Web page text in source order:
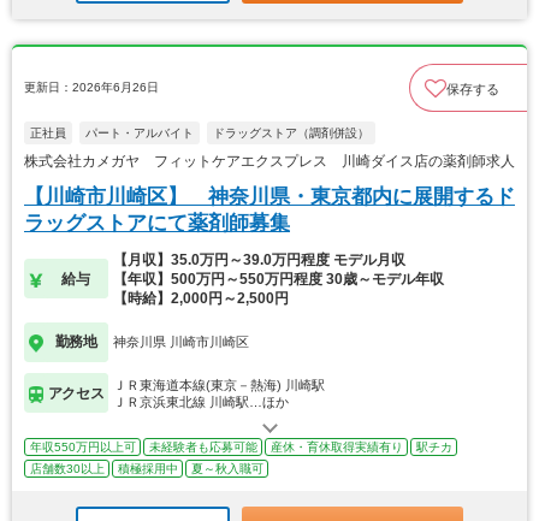
更新日：2026年6月26日 保存する
正社員 パート・アルバイト ドラッグストア（調剤併設）
株式会社カメガヤ フィットケアエクスプレス 川崎ダイス店の薬剤師求人
【川崎市川崎区】 神奈川県・東京都内に展開するド
ラッグストアにて薬剤師募集
給与
【月収】35.0万円～39.0万円程度 モデル月収
【年収】500万円～550万円程度 30歳～モデル年収
【時給】2,000円～2,500円
勤務地 神奈川県 川崎市川崎区
アクセス
ＪＲ東海道本線(東京－熱海) 川崎駅
ＪＲ京浜東北線 川崎駅…ほか
年収550万円以上可 未経験者も応募可能 産休・育休取得実績有り
駅チカ
店舗数30以上
積極採用中 夏～秋入職可